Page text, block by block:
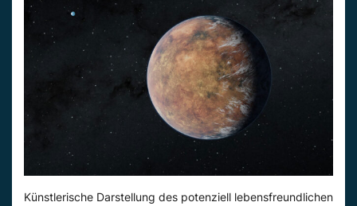
Künstlerische Darstellung des potenziell lebensfreundlichen